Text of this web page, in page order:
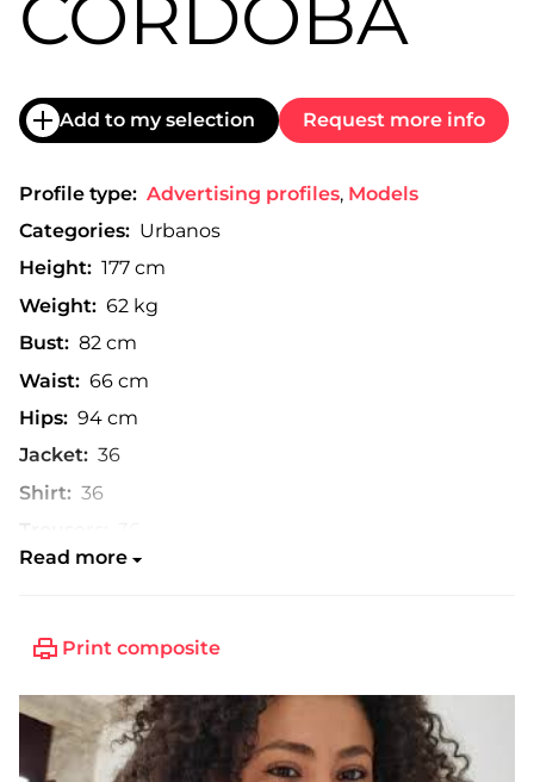
Add to my selection Request more info
Profile type: Advertising profiles, Models
Categories: Urbanos
Height: 177 cm
Weight: 62 kg
Bust: 82 cm
Waist: 66 cm
Hips: 94 cm
Jacket: 36
Shirt: 36
Shoe:
39
Read more
Print composite